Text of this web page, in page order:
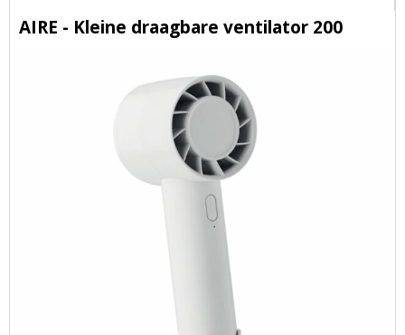
AIRE - Kleine draagbare ventilator 200